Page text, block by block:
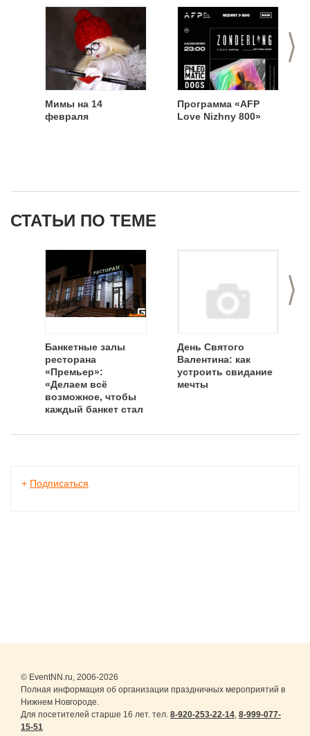
>
Мимы на 14
февраля
Программа «AFP
Love Nizhny 800»
СТАТЬИ ПО ТЕМЕ
>
Банкетные залы
ресторана
«Премьер»:
«Делаем всё
возможное, чтобы
каждый банкет стал
индивидуальным!»
День Святого
Валентина: как
устроить свидание
мечты
+ Подписаться
© EventNN.ru, 2006-2026
Полная информация об организации праздничных мероприятий в
Нижнем Новгороде.
Для посетителей старше 16 лет. тел. 8-920-253-22-14, 8-999-077-
15-51